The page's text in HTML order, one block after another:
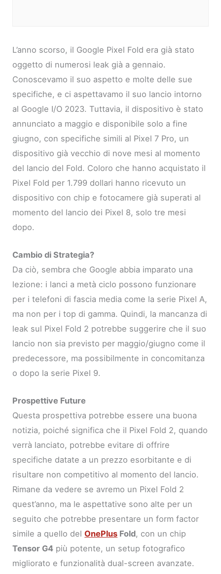
L’anno scorso, il Google Pixel Fold era già stato
oggetto di numerosi leak già a gennaio.
Conoscevamo il suo aspetto e molte delle sue
specifiche, e ci aspettavamo il suo lancio intorno
al Google I/O 2023. Tuttavia, il dispositivo è stato
annunciato a maggio e disponibile solo a fine
giugno, con specifiche simili al Pixel 7 Pro, un
dispositivo già vecchio di nove mesi al momento
del lancio del Fold. Coloro che hanno acquistato il
Pixel Fold per 1.799 dollari hanno ricevuto un
dispositivo con chip e fotocamere già superati al
momento del lancio dei Pixel 8, solo tre mesi
dopo.
Cambio di Strategia?
Da ciò, sembra che Google abbia imparato una
lezione: i lanci a metà ciclo possono funzionare
per i telefoni di fascia media come la serie Pixel A,
ma non per i top di gamma. Quindi, la mancanza di
leak sul Pixel Fold 2 potrebbe suggerire che il suo
lancio non sia previsto per maggio/giugno come il
predecessore, ma possibilmente in concomitanza
o dopo la serie Pixel 9.
Prospettive Future
Questa prospettiva potrebbe essere una buona
notizia, poiché significa che il Pixel Fold 2, quando
verrà lanciato, potrebbe evitare di offrire
specifiche datate a un prezzo esorbitante e di
risultare non competitivo al momento del lancio.
Rimane da vedere se avremo un Pixel Fold 2
quest’anno, ma le aspettative sono alte per un
seguito che potrebbe presentare un form factor
simile a quello delOnePlus Fold, con un chip
Tensor G4 più potente, un setup fotografico
migliorato e funzionalità dual-screen avanzate.